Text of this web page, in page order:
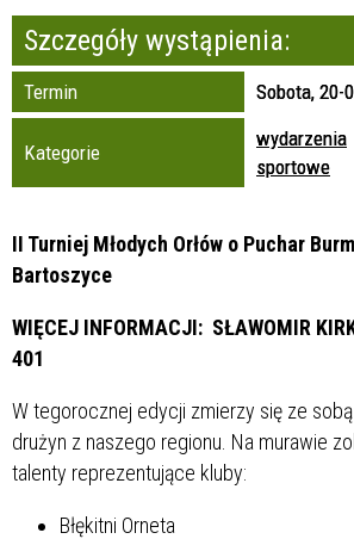
Szczegóły wystąpienia:
Termin Sobota, 20-
Kategorie
wydarzenia
sportowe
II Turniej Młodych Orłów o Puchar
Bartoszyce
WIĘCEJ INFORMACJI: SŁAWOMIR
401
W tegorocznej edycji zmierzy się ze
drużyn z naszego regionu. Na murawie
talenty reprezentujące kluby:
Błękitni Orneta